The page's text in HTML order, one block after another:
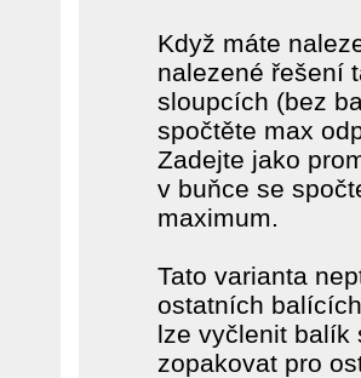
Když máte
nalezené řešení
sloupcích (bez
spočtěte max
Zadejte jako
v buňce se
maximum.
Tato varianta
ostatních
lze vyčlenit balík
zopakovat pro